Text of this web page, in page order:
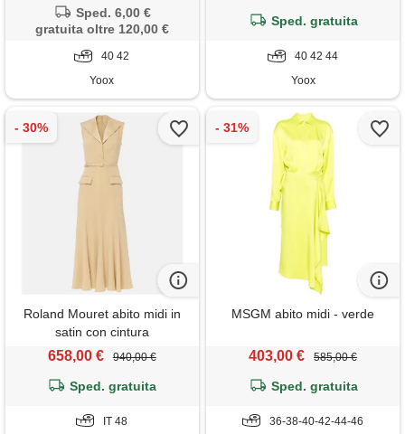
Sped. 6,00 €
gratuita oltre 120,00 €
40 42
Yoox
Sped. gratuita
40 42 44
Yoox
Roland Mouret abito midi in
satin con cintura
658,00 € 940,00 €
Sped. gratuita
IT 48
MSGM abito midi - verde
403,00 € 585,00 €
Sped. gratuita
36-38-40-42-44-46